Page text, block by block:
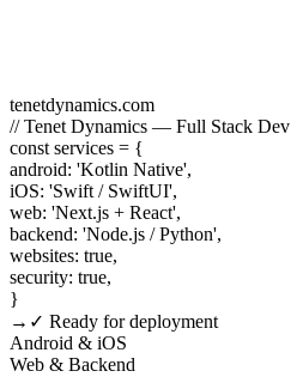
tenetdynamics.com
// Tenet Dynamics — Full Stack Dev
constservices = {
android: 'Kotlin Native',
iOS: 'Swift / SwiftUI',
web: 'Next.js + React',
backend: 'Node.js / Python',
websites: true,
security: true,
}
→ ✓ Ready for deployment
Android & iOS
Web & Backend